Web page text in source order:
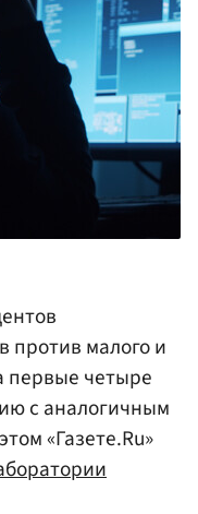
против малого и
первые четыре
с аналогичным
«Газете.Ru»